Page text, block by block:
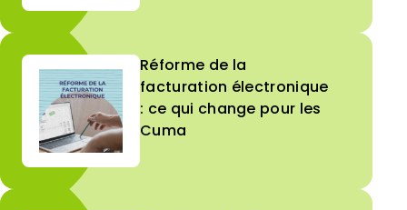
Réforme de la
facturation électronique
: ce qui change pour les
Cuma